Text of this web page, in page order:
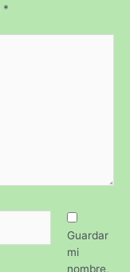
*
Guardar
mi
nombre,